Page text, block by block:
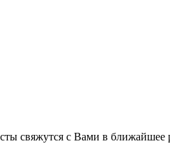
свяжутся с Вами в ближайшее